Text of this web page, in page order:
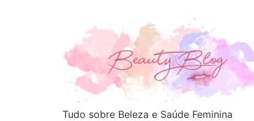
Tudo sobre Beleza e Saúde Feminina